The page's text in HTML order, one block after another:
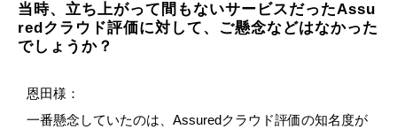
当時、立ち上がって間もないサービスだったAssu
redクラウド評価に対して、ご懸念などはなかった
でしょうか？
恩田様：
一番懸念していたのは、Assuredクラウド評価の知名度が